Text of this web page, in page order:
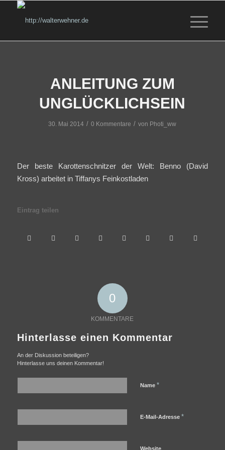
ANLEITUNG ZUM
UNGLÜCKLICHSEIN
30. Mai 2014 / 0 Kommentare / von Photi_ww
Der beste Karottenschnitzer der Welt: Benno (David
Kross) arbeitet in Tiffanys Feinkostladen
Eintrag teilen
0
KOMMENTARE
Hinterlasse einen Kommentar
An der Diskussion beteiligen?
Hinterlasse uns deinen Kommentar!
Name *
E-Mail-Adresse *
Website